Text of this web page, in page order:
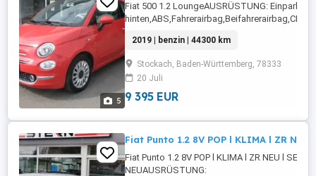
5
Fiat 500 1.2 LoungeAUSRÜSTUNG:
...
2019 | benzin | 44300 km
Stockach, Baden-Württemberg, 78333
20 Juli
9 395 EUR
Fiat Punto 1.2 8V POP l KLIMA l ZR NEU l
Fiat Punto 1.2 8V POP l KLIMA l ZR NEU l
NEUAUSRÜSTUNG: